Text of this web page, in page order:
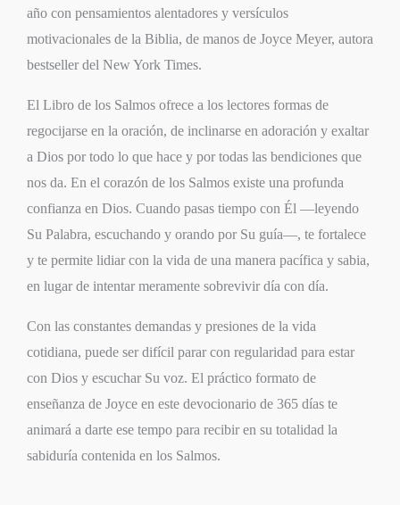
año con pensamientos alentadores y versículos
motivacionales de la Biblia, de manos de Joyce Meyer, autora
bestseller del New York Times.
El Libro de los Salmos ofrece a los lectores formas de
regocijarse en la oración, de inclinarse en adoración y exaltar
a Dios por todo lo que hace y por todas las bendiciones que
nos da. En el corazón de los Salmos existe una profunda
confianza en Dios. Cuando pasas tiempo con Él —leyendo
Su Palabra, escuchando y orando por Su guía—, te fortalece
y te permite lidiar con la vida de una manera pacífica y sabia,
en lugar de intentar meramente sobrevivir día con día.
Con las constantes demandas y presiones de la vida
cotidiana, puede ser difícil parar con regularidad para estar
con Dios y escuchar Su voz. El práctico formato de
enseñanza de Joyce en este devocionario de 365 días te
animará a darte ese tempo para recibir en su totalidad la
sabiduría contenida en los Salmos.